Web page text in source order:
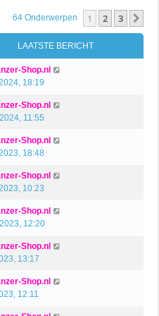
64 Onderwerpen 1 2 3
LAATSTE BERICHT
Shop.nl
18:19
Shop.nl
11:55
Shop.nl
18:48
Shop.nl
10:23
Shop.nl
12:20
Shop.nl
13:17
Shop.nl
12:11